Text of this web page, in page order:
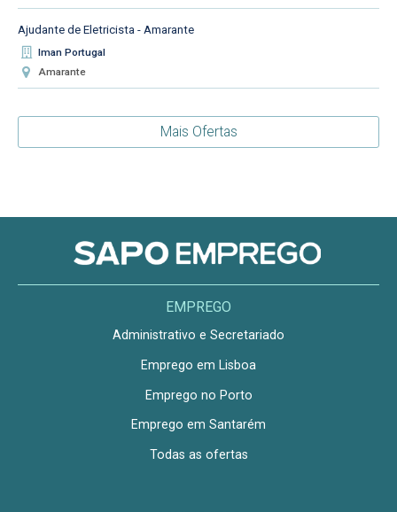
Ajudante de Eletricista - Amarante
Iman Portugal
Amarante
Mais Ofertas
EMPREGO
Administrativo e Secretariado
Emprego em Lisboa
Emprego no Porto
Emprego em Santarém
Todas as ofertas